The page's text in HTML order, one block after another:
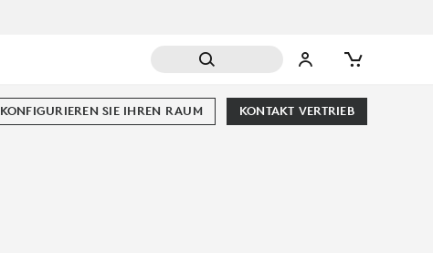
KONTAKT VERTRIEB
KONFIGURIEREN SIE IHREN RAUM